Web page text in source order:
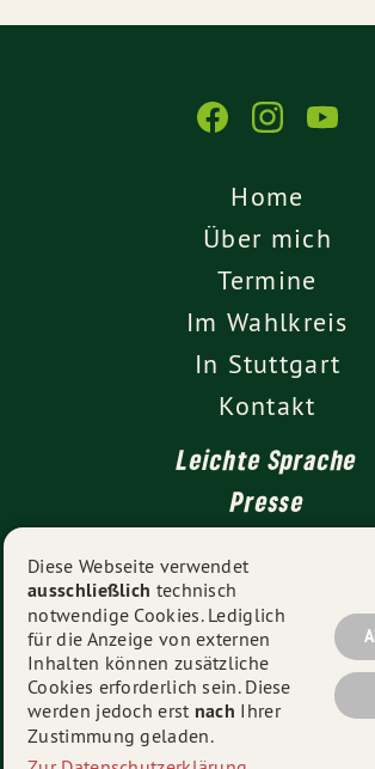
Home
Über mich
Termine
Im Wahlkreis
In Stuttgart
Kontakt
Leichte Sprache
Presse
Impressum
Datenschutz
© 2026Erwin Köhler - Alle Rechte
Diese Webseite verwendet
ausschließlich technisch
notwendige Cookies. Lediglich
für die Anzeige von externen
Inhalten können zusätzliche
Cookies erforderlich sein. Diese
werden jedoch erst nach Ihrer
Zustimmung geladen.